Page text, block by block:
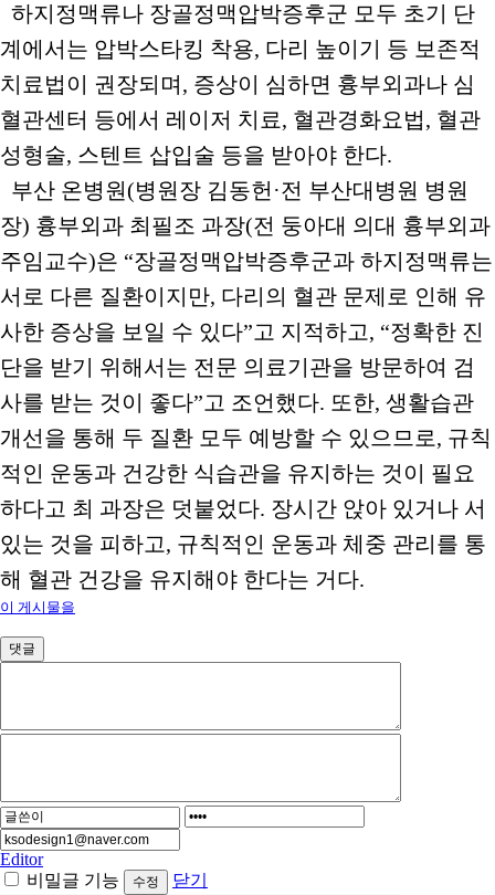
하지정맥류나 장골정맥압박증후군 모두 초기 단
계에서는 압박스타킹 착용, 다리 높이기 등 보존적
치료법이 권장되며, 증상이 심하면 흉부외과나 심
혈관센터 등에서 레이저 치료, 혈관경화요법, 혈관
성형술, 스텐트 삽입술 등을 받아야 한다.
부산 온병원(병원장 김동헌·전 부산대병원 병원
장) 흉부외과 최필조 과장(전 둥아대 의대 흉부외과
주임교수)은 “장골정맥압박증후군과 하지정맥류는
서로 다른 질환이지만, 다리의 혈관 문제로 인해 유
사한 증상을 보일 수 있다”고 지적하고, “정확한 진
단을 받기 위해서는 전문 의료기관을 방문하여 검
사를 받는 것이 좋다”고 조언했다. 또한, 생활습관
개선을 통해 두 질환 모두 예방할 수 있으므로, 규칙
적인 운동과 건강한 식습관을 유지하는 것이 필요
하다고 최 과장은 덧붙었다. 장시간 앉아 있거나 서
있는 것을 피하고, 규칙적인 운동과 체중 관리를 통
해 혈관 건강을 유지해야 한다는 거다.
이 게시물을
댓글
Editor
비밀글 기능
닫기